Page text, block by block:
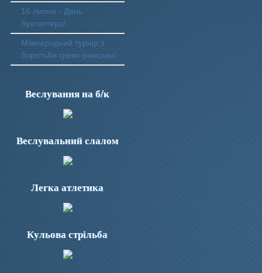
16 липня - День
бухгалтера!
Міжнародний турнір з
боротьби греко-римської.
Веслування на б/к
Веслувальний слалом
Легка атлетика
Кульова стрільба